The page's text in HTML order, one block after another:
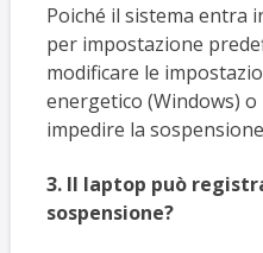
Poiché il sistema entra
per impostazione
modificare le
energetico (Windows)
impedire la
3. Il laptop può
sospensione?